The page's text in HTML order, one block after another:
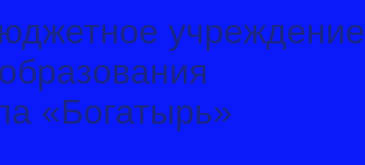
учреждение
«Богатырь»